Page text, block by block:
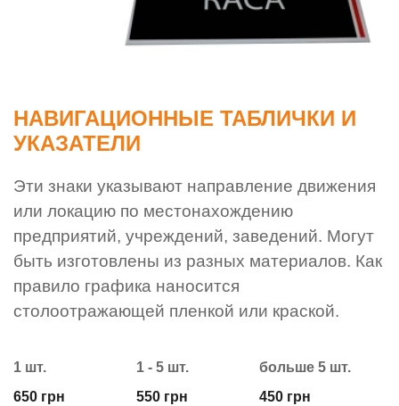
НАВИГАЦИОННЫЕ ТАБЛИЧКИ И
УКАЗАТЕЛИ
Эти знаки указывают направление движения
или локацию по местонахождению
предприятий, учреждений, заведений. Могут
быть изготовлены из разных материалов. Как
правило графика наносится
столоотражающей пленкой или краской.
1 шт.
650 грн
1 - 5 шт.
550 грн
больше 5 шт.
450 грн